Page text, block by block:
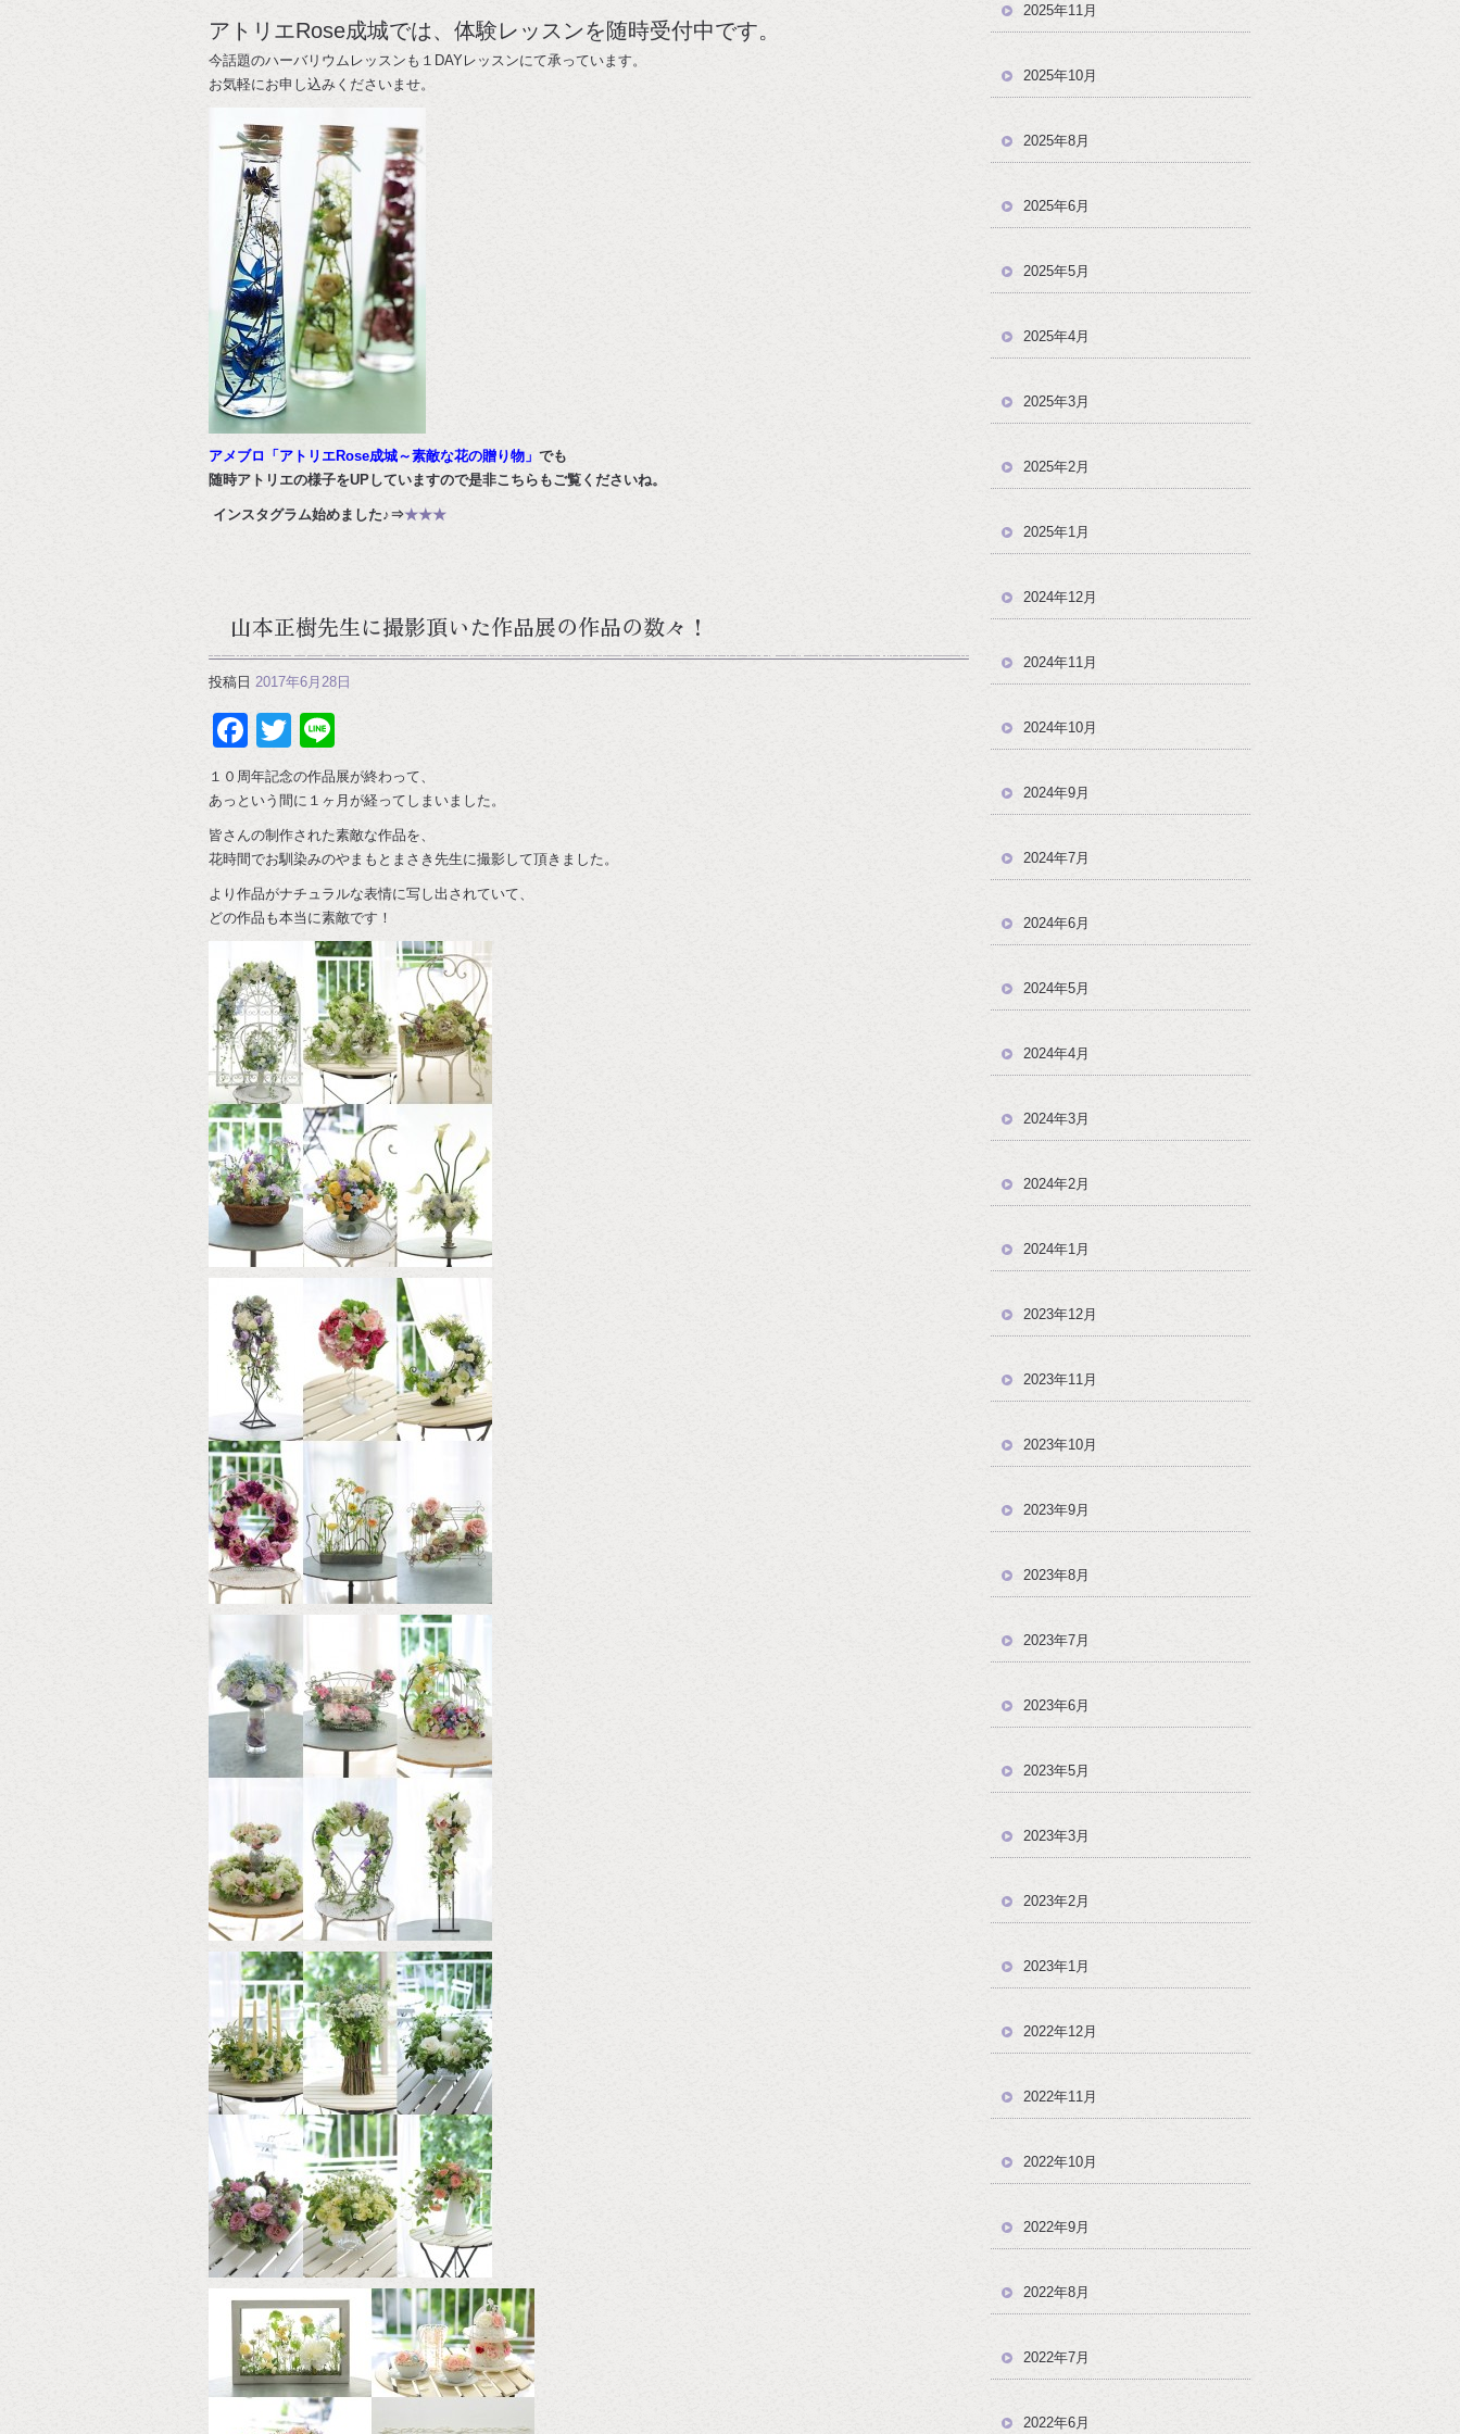
アトリエRose成城では、体験レッスンを随時受付中です。
今話題のハーバリウムレッスンも１DAYレッスンにて承っています。
お気軽にお申し込みくださいませ。
アメブロ「アトリエRose成城～素敵な花の贈り物」 でも
随時アトリエの様子をUPしていますので是非こちらもご覧くださいね。
インスタグラム始めました♪⇒★★★
山本正樹先生に撮影頂いた作品展の作品の数々！
投稿日 2017年6月28日
Facebook
Twitter
１０周年記念の作品展が終わって、
あっという間に１ヶ月が経ってしまいました。
皆さんの制作された素敵な作品を、
花時間でお馴染みのやまもとまさき先生に撮影して頂きました。
より作品がナチュラルな表情に写し出されていて、
どの作品も本当に素敵です！
2025年11月
2025年10月
2025年8月
2025年6月
2025年5月
2025年4月
2025年3月
2025年2月
2025年1月
2024年12月
2024年11月
2024年10月
2024年9月
2024年7月
2024年6月
2024年5月
2024年4月
2024年3月
2024年2月
2024年1月
2023年12月
2023年11月
2023年10月
2023年9月
2023年8月
2023年7月
2023年6月
2023年5月
2023年3月
2023年2月
2023年1月
2022年12月
2022年11月
2022年10月
2022年9月
2022年8月
2022年7月
2022年6月